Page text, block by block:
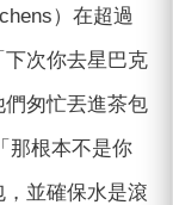
）在超過
次你去星巴克
匆忙丟進茶包
那根本不是你
並確保水是滾